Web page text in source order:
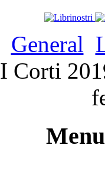
General
I Corti